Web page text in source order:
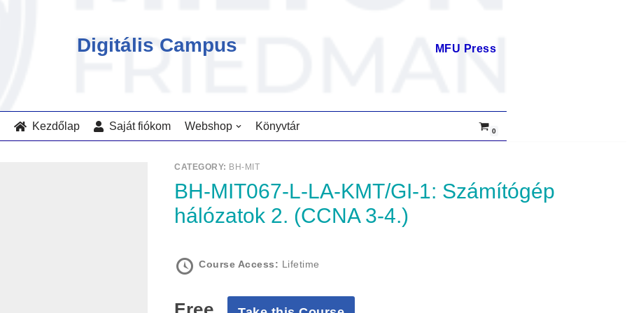
Digitális Campus MFU Press
Kezdőlap Saját fiókom Webshop Könyvtár 0
CATEGORY: BH-MIT
BH-MIT067-L-LA-KMT/GI-1: Számítógép
hálózatok 2. (CCNA 3-4.)
Course Access: Lifetime